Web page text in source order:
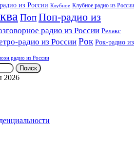
из России Клубное Клубное радио из России
ПопПоп-радио из
радио из России Релакс
радио из России Рок Рок-радио из
радио из России
2026